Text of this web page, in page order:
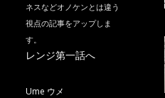
ネスなどオノケンとは違う
視点の記事をアップしま
す。
レンジ第一話へ
Ume ウメ